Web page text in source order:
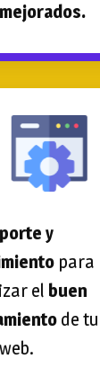
y
para
el buen
de tu
web.